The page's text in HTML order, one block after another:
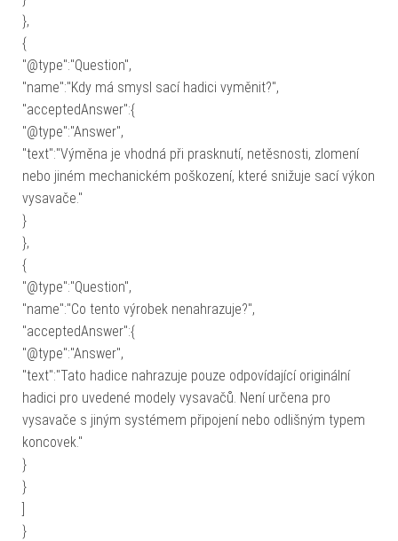
},
{
"@type":"Question",
"name":"Kdy má smysl sací hadici vyměnit?",
"acceptedAnswer":{
"@type":"Answer",
"text":"Výměna je vhodná při prasknutí, netěsnosti, zlomení
nebo jiném mechanickém poškození, které snižuje sací výkon
vysavače."
}
},
{
"@type":"Question",
"name":"Co tento výrobek nenahrazuje?",
"acceptedAnswer":{
"@type":"Answer",
"text":"Tato hadice nahrazuje pouze odpovídající originální
hadici pro uvedené modely vysavačů. Není určena pro
vysavače s jiným systémem připojení nebo odlišným typem
koncovek."
}
}
}